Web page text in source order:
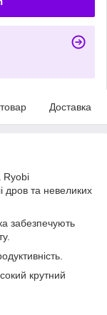
Доставка
Ryobi
дров та невеликих
забезпечують
крутний